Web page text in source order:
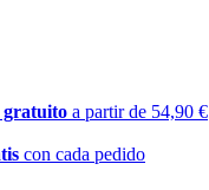
gratuito a partir de 54,90 €
con cada pedido